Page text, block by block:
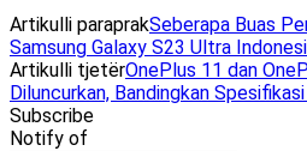
Artikulli paraprakSeberapa Buas
Samsung Galaxy S23 Ultra
Artikulli tjetërOnePlus 11 dan
Diluncurkan, Bandingkan
Subscribe
Notify of